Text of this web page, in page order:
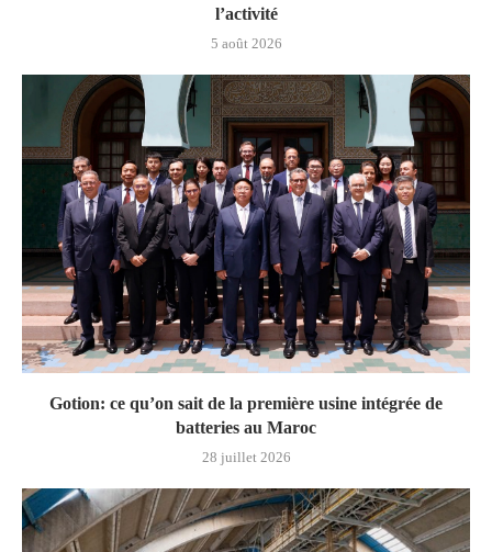
l’activité
5 août 2026
Gotion: ce qu’on sait de la première usine intégrée de
batteries au Maroc
28 juillet 2026